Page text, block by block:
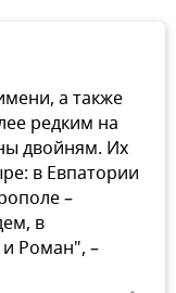
а также
редким на
двойням. Их
в Евпатории
–
в
Роман", –